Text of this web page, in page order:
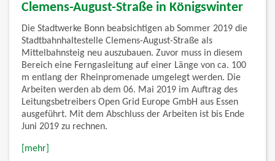
Clemens-August-Straße in Königswinter
Die Stadtwerke Bonn beabsichtigen ab Sommer 2019 die
Stadtbahnhaltestelle Clemens-August-Straße als
Mittelbahnsteig neu auszubauen. Zuvor muss in diesem
Bereich eine Ferngasleitung auf einer Länge von ca. 100
m entlang der Rheinpromenade umgelegt werden. Die
Arbeiten werden ab dem 06. Mai 2019 im Auftrag des
Leitungsbetreibers Open Grid Europe GmbH aus Essen
ausgeführt. Mit dem Abschluss der Arbeiten ist bis Ende
Juni 2019 zu rechnen.
[mehr]